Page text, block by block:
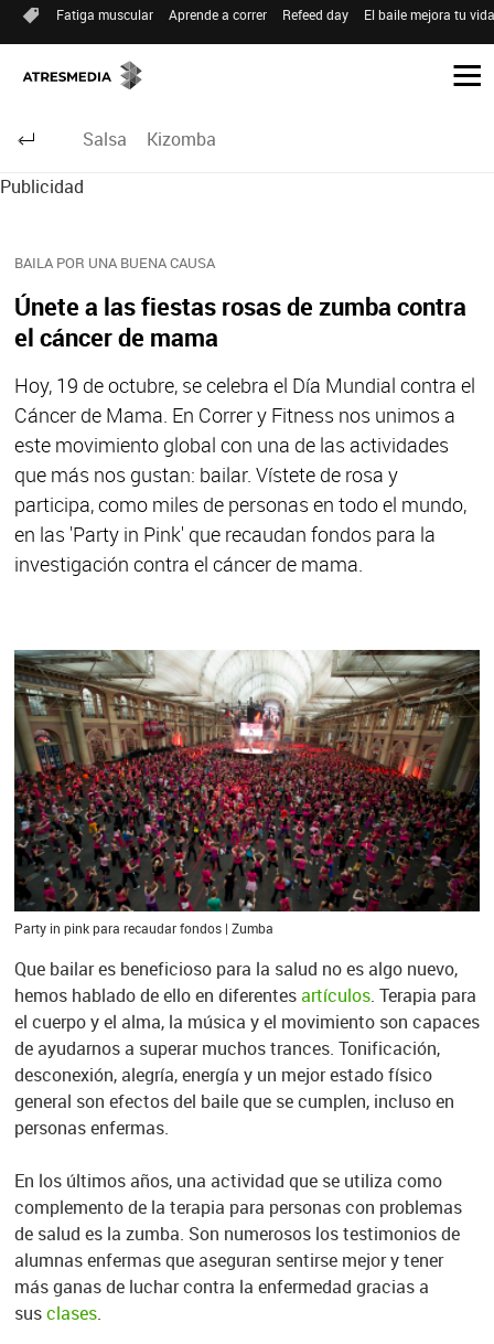
Fatiga muscular Aprende a correr Refeed day El baile mejora tu
Salsa
Kizomba
Publicidad
BAILA POR UNA BUENA CAUSA
Únete a las fiestas rosas de zumba contra
el cáncer de mama
Hoy, 19 de octubre, se celebra el Día Mundial contra el
Cáncer de Mama. En Correr y Fitness nos unimos a
este movimiento global con una de las actividades
que más nos gustan: bailar. Vístete de rosa y
participa, como miles de personas en todo el mundo,
en las 'Party in Pink' que recaudan fondos para la
investigación contra el cáncer de mama.
Party in pink para recaudar fondos | Zumba
Que bailar es beneficioso para la salud no es algo nuevo,
hemos hablado de ello en diferentesartículos. Terapia para
el cuerpo y el alma, la música y el movimiento son capaces
de ayudarnos a superar muchos trances. Tonificación,
desconexión, alegría, energía y un mejor estado físico
general son efectos del baile que se cumplen, incluso en
personas enfermas.
En los últimos años, una actividad que se utiliza como
complemento de la terapia para personas con problemas
de salud es la zumba. Son numerosos los testimonios de
alumnas enfermas que aseguran sentirse mejor y tener
más ganas de luchar contra la enfermedad gracias a
susclases.